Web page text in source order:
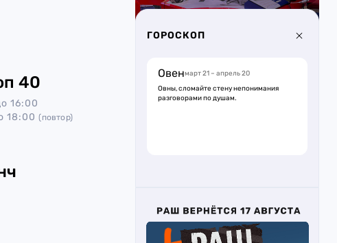
40
16:00
18:00(повтор)
ГОРОСКОП
Овенмарт 21 – апрель 20
Овны, сломайте стену непонимания
разговорами по душам.